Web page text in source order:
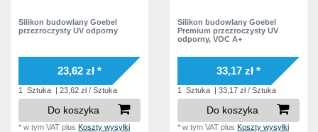
Silikon budowlany Goebel
przezroczysty UV odporny
23,62 zł *
1 Sztuka | 23,62 zł / Sztuka
Do koszyka
*w tym VAT plusKoszty wysyłki
Silikon budowlany Goebel
Premium przezroczysty UV
odporny, VOC A+
33,17 zł *
1 Sztuka | 33,17 zł / Sztuka
Do koszyka
*w tym VAT plusKoszty wysyłki